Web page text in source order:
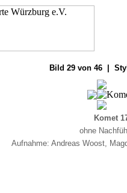
Bild 29 von 46 |
Komet
ohne
Aufnahme: Andreas Woost,